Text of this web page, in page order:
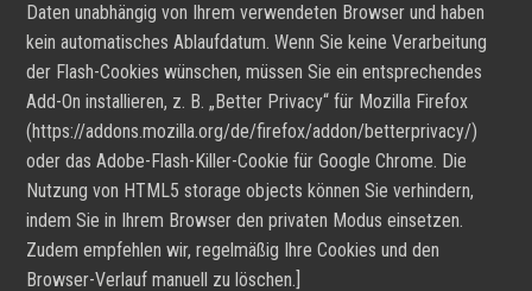
Daten unabhängig von Ihrem verwendeten Browser und haben
kein automatisches Ablaufdatum. Wenn Sie keine Verarbeitung
der Flash-Cookies wünschen, müssen Sie ein entsprechendes
Add-On installieren, z. B. „Better Privacy“ für Mozilla Firefox
(https://addons.mozilla.org/de/firefox/addon/betterprivacy/)
oder das Adobe-Flash-Killer-Cookie für Google Chrome. Die
Nutzung von HTML5 storage objects können Sie verhindern,
indem Sie in Ihrem Browser den privaten Modus einsetzen.
Zudem empfehlen wir, regelmäßig Ihre Cookies und den
Browser-Verlauf manuell zu löschen.]